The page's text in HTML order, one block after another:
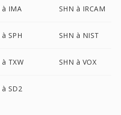
à IMA SHN à IRCAM
SPH SHN à NIST
TXW SHN à VOX
à SD2